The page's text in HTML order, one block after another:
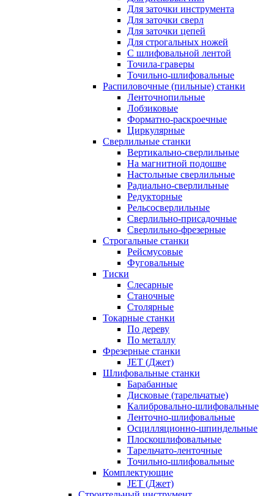
Для заточки инструмента
Для заточки сверл
Для заточки цепей
Для строгальных ножей
С шлифовальной лентой
Точила-граверы
Точильно-шлифовальные
Распиловочные (пильные) станки
Ленточнопильные
Лобзиковые
Форматно-раскроечные
Циркулярные
Сверлильные станки
Вертикально-сверлильные
На магнитной подошве
Настольные сверлильные
Радиально-сверлильные
Редукторные
Рельсосверлильные
Сверлильно-присадочные
Сверлильно-фрезерные
Строгальные станки
Рейсмусовые
Фуговальные
Тиски
Слесарные
Станочные
Столярные
Токарные станки
По дереву
По металлу
Фрезерные станки
JET (Джет)
Шлифовальные станки
Барабанные
Дисковые (тарельчатые)
Калибровально-шлифовальные
Ленточно-шлифовальные
Осцилляционно-шпиндельные
Плоскошлифовальные
Тарельчато-ленточные
Точильно-шлифовальные
Комплектующие
JET (Джет)